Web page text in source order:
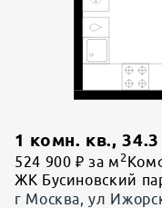
1 комн. кв., 34.3
524 900 ₽ за м 2
ЖК Бусиновский
г Москва, ул